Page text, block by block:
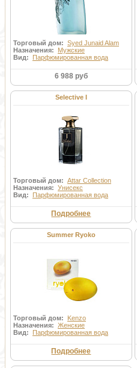
Торговый дом: Syed Junaid Alam
Назначения: Мужские
Вид: Парфюмированная вода
6 988 руб
Selective I
Торговый дом: Attar Collection
Назначения: Унисекс
Вид: Парфюмированная вода
Подробнее
Summer Ryoko
Торговый дом: Kenzo
Назначения: Женские
Вид: Парфюмированная вода
Подробнее